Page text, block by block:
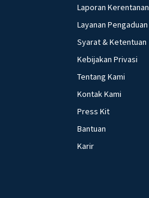
Laporan Kerentanan
Layanan Pengaduan
Syarat & Ketentuan
Kebijakan Privasi
Tentang Kami
Kontak Kami
Press Kit
Bantuan
Karir